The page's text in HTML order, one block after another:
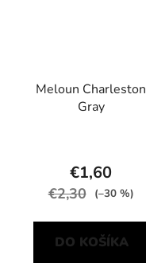
Meloun Charleston
Gray
€1,60
€2,30 (–30 %)
DO KOŠÍKA